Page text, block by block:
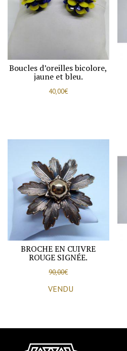
Boucles d’oreilles bicolore,
jaune et bleu.
40,00€
BROCHE EN CUIVRE
ROUGE SIGNÉE.
90,00€
VENDU